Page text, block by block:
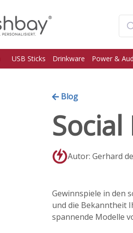
USB Sticks Drinkware Power &
Blog
Autor: Gerhard
Gewinnspiele in den
und die Bekanntheit
spannende Modelle